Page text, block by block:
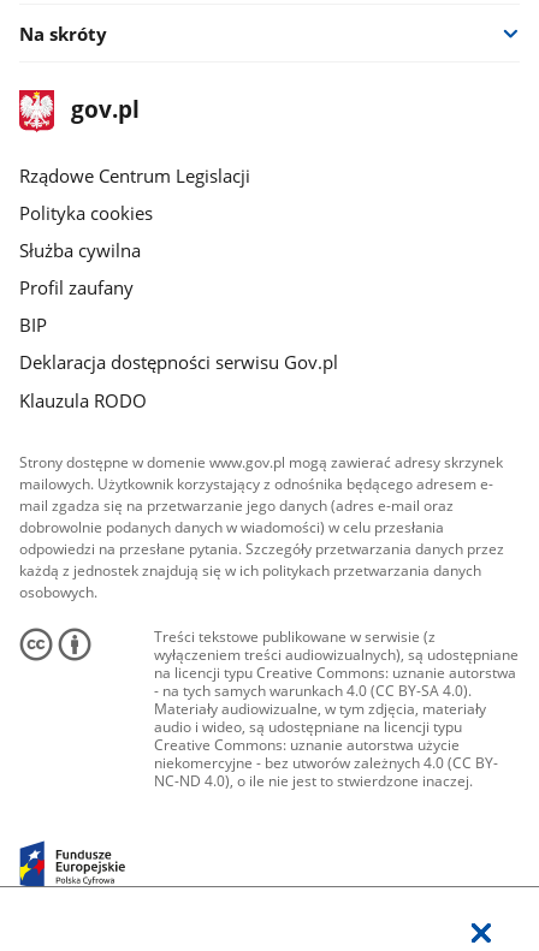
Na skróty
stopka
gov.plStrona
gov.pl
Rządowe Centrum Legislacji
Polityka cookies
Służba cywilna
Profil zaufany
BIP
Deklaracja dostępności serwisu Gov.pl
Klauzula RODO
Strony dostępne w domenie www.gov.pl mogą zawierać adresy skrzynek
mailowych. Użytkownik korzystający z odnośnika będącego adresem e-
mail zgadza się na przetwarzanie jego danych (adres e-mail oraz
dobrowolnie podanych danych w wiadomości) w celu przesłania
odpowiedzi na przesłane pytania. Szczegóły przetwarzania danych przez
każdą z jednostek znajdują się w ich politykach przetwarzania danych
osobowych.
Treści tekstowe publikowane w serwisie (z
wyłączeniem treści audiowizualnych), są udostępniane
na licencji typu Creative Commons: uznanie autorstwa
- na tych samych warunkach 4.0 (CC BY-SA 4.0).
Materiały audiowizualne, w tym zdjęcia, materiały
audio i wideo, są udostępniane na licencji typu
Creative Commons: uznanie autorstwa użycie
niekomercyjne - bez utworów zależnych 4.0 (CC BY-
NC-ND 4.0), o ile nie jest to stwierdzone inaczej.